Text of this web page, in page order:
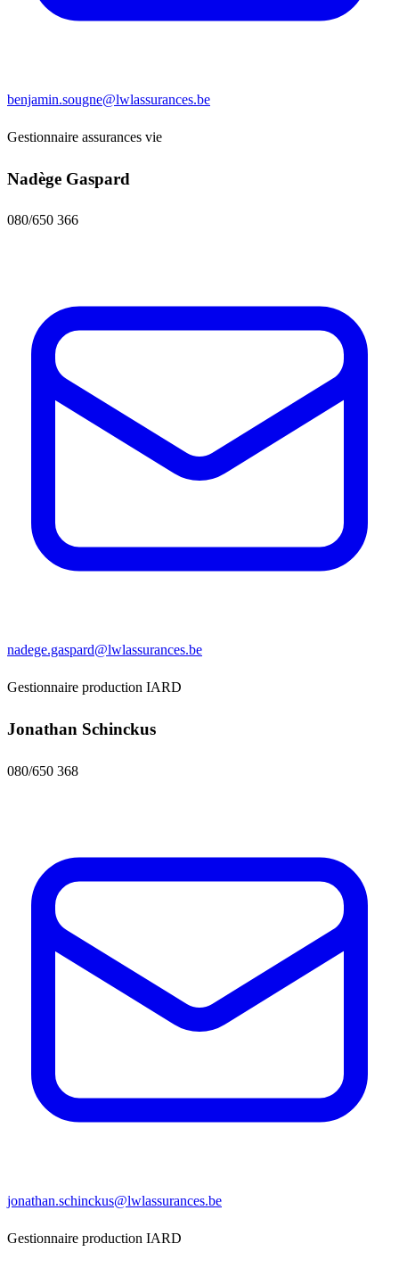
benjamin.sougne@lwlassurances.be
Gestionnaire assurances vie
Nadège Gaspard
080/650 366
nadege.gaspard@lwlassurances.be
Gestionnaire production IARD
Jonathan Schinckus
080/650 368
jonathan.schinckus@lwlassurances.be
Gestionnaire production IARD